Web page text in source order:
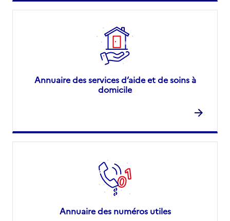
Annuaire des services d’aide et de soins à
domicile
Annuaire des numéros utiles